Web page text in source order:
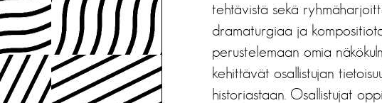
tehtävistä sekä
dramaturgiaa ja
perustelemaan omia
kehittävät osallistujan
historiastaan. Osallistujat